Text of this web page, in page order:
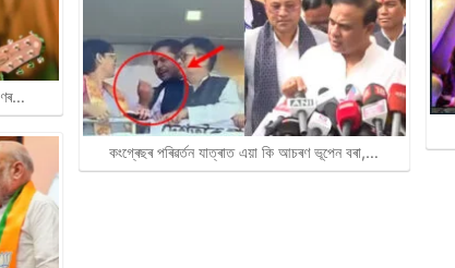
কংগ্ৰেছৰ পৰিৱৰ্তন যাত্ৰাত এয়া কি আচৰণ ভূপেন বৰা,…